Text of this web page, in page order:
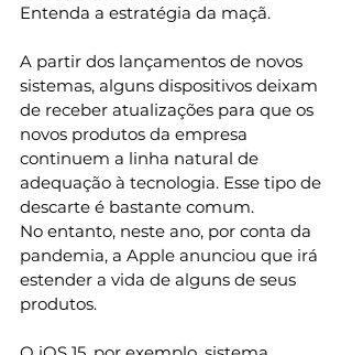
Entenda a estratégia da maçã.
A partir dos lançamentos de novos
sistemas, alguns dispositivos deixam
de receber atualizações para que os
novos produtos da empresa
continuem a linha natural de
adequação à tecnologia. Esse tipo de
descarte é bastante comum.
No entanto, neste ano, por conta da
pandemia, a Apple anunciou que irá
estender a vida de alguns de seus
produtos.